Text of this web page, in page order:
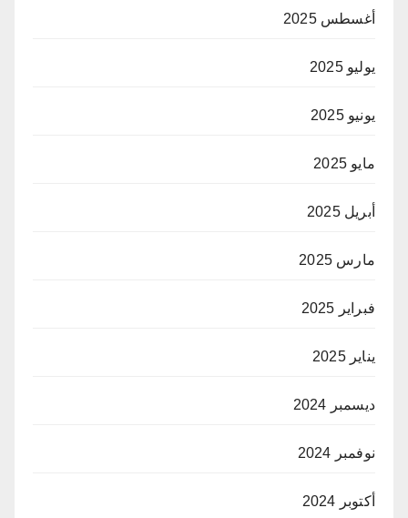
أغسطس 2025
يوليو 2025
يونيو 2025
مايو 2025
أبريل 2025
مارس 2025
فبراير 2025
يناير 2025
ديسمبر 2024
نوفمبر 2024
أكتوبر 2024